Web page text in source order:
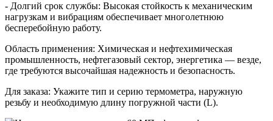
- Долгий срок службы: Высокая стойкость к механическим
нагрузкам и вибрациям обеспечивает многолетнюю
бесперебойную работу.
Область применения: Химическая и нефтехимическая
промышленность, нефтегазовый сектор, энергетика — везде,
где требуются высочайшая надежность и безопасность.
Для заказа: Укажите тип и серию термометра, наружную
резьбу и необходимую длину погружной части (L).